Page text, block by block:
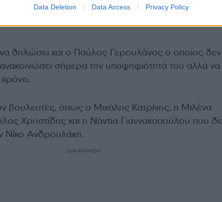
Data Deletion Data Access Privacy Policy
δηλώσει και ο Παύλος Γερουλάνος ο οποίος δεν
ανακοινώσει σήμερα την υποψηφιότητά του αλλά να
βουλευτές, όπως ο Μιχάλης Κατρίνης, η Μιλένα
Χρηστίδης και η Νάντια Γιαννακοπούλου που
Νίκο Ανδρουλάκη.
ΔΙΑΦΗΜΙΣΗ